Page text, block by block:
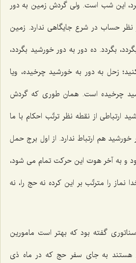
این شب است. ولی گردش زمین به دور
حساب در شرع جایگاهی ندارد. زمین
بگردد. ده دور به دور خورشید بگردد،
زحل به دور به خورشید چرخیده، ویا
چرخیده است. همان طوری که گردش
ارتباطی از نقطه نظر ترتّب احکام با ما
هم ارتباط ندارد. از اول برج حمل
به آخر هوت این حرکت تمام می شود،
نماز را مترتّب بر این کرده نه حج را، نه
گفته بود که بهتر است مامورین
هستند به جای سفر حج که در ماه ذی